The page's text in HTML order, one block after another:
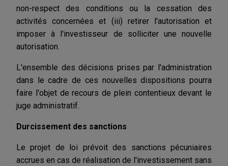
non-respect des conditions ou la cessation des
activités concernées et (iii) retirer l'autorisation et
imposer à l'investisseur de solliciter une nouvelle
autorisation.
L'ensemble des décisions prises par l'administration
dans le cadre de ces nouvelles dispositions pourra
faire l'objet de recours de plein contentieux devant le
juge administratif.
Durcissement des sanctions
Le projet de loi prévoit des sanctions pécuniaires
accrues en cas de réalisation de l'investissement sans